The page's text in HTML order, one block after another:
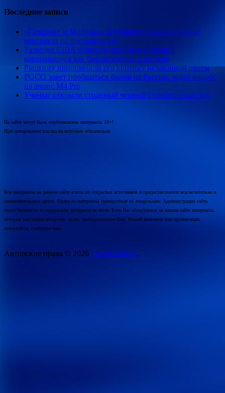
Последние записи
«Газпром» и Молдавия договорились о продлении
контракта на поставку газа
Разведка США отвергла версию о создании
коронавируса как биологического оружия
Рашкину припомнили его критику незаконной охоты
POCO зовет пообщаться фанов из России: задай вопрос
на анонс M4 Pro
Ученые открыли странный черный суперионный лед
На сайте могут быть опубликованы материалы 18+!
При цитировании ссылка на источник обязательна.
Все материалы на данном сайте взяты из открытых источников и предоставляются исключительно в
ознакомительных целях. Права на материалы принадлежат их владельцам. Администрация сайта
ответственности за содержание материала не несет. Если Вы обнаружили на нашем сайте материалы,
которые нарушают авторские права, принадлежащие Вам, Вашей компании или организации,
пожалуйста, сообщите нам.
Авторские права © 2026 Техно Центр..